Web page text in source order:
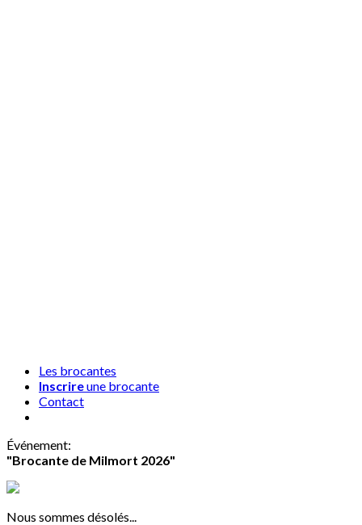
Les brocantes
Inscrireune brocante
Contact
Événement:
"Brocante de Milmort 2026"
Nous sommes désolés...